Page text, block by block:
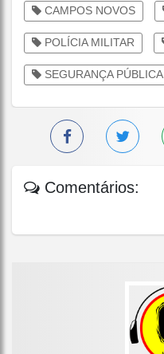
CAMPOS NOVOS
POLÍCIA MILITAR
SEGURANÇA PÚBLICA
Comentários: